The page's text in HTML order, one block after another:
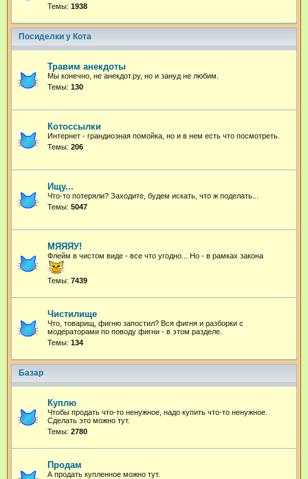
Темы: 1938
Посиделки у Кота
Травим анекдоты
Мы конечно, не анекдот.ру, но и зануд не любим.
Темы: 130
Котоссылки
Интернет - грандиозная помойка, но и в нем есть что посмотреть.
Темы: 206
Ищу...
Что-то потеряли? Заходите, будем искать, что ж поделать...
Темы: 5047
МЯЯЯУ!
Флейм в чистом виде - все что угодно... Но - в рамках закона
Темы: 7439
Чистилище
Что, товарищ, фигню запостил? Вся фигня и разборки с
модераторами по поводу фигни - в этом разделе.
Темы: 134
Базар
Куплю
Чтобы продать что-то ненужное, надо купить что-то ненужное.
Сделать это можно тут.
Темы: 2780
Продам
А продать купленное можно тут.